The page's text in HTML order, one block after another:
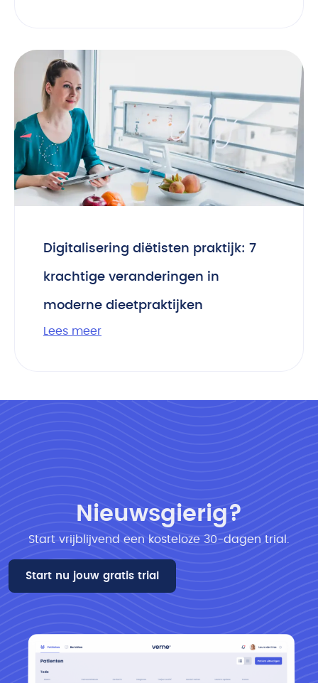
Digitalisering diëtisten praktijk: 7
krachtige veranderingen in
moderne dieetpraktijken
Lees meer
Nieuwsgierig?
Start vrijblijvend een kosteloze 30-dagen trial​.
Start nu jouw gratis trial